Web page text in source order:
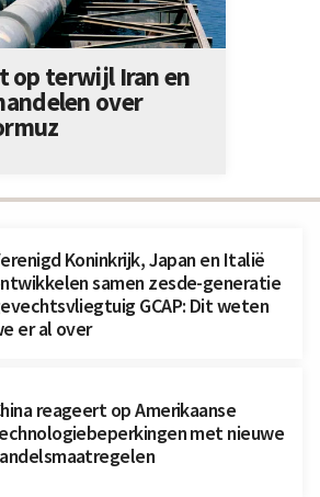
Koninkrijk, Japan en Italië
samen zesde-generatie
GCAP: Dit weten
er al over
reageert op Amerikaanse
met nieuwe
op terwijl Iran en
over